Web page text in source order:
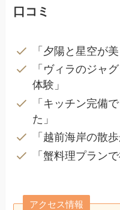
口コミ
「夕陽と星空が
「ヴィラのジャ
体験」
「キッチン完備
た」
「越前海岸の散
「蟹料理プラン
アクセス情報